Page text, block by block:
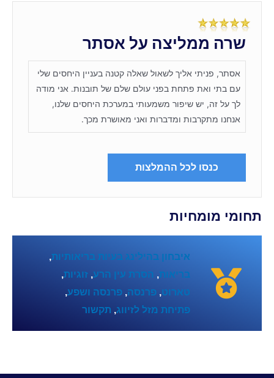
שרה ממליצה על אסתר
אסתר, פניתי אליך לשאול שאלה קטנה בעניין היחסים שלי
עם בתי ואת פתחת בפני עולם שלם של תובנות. אני מודה
לך על זה, יש שיפור משמעותי במערכת היחסים שלנו,
אנחנו מתקרבות ומדברות ואני מאושרת מכך.
כנסו לכל ההמלצות
תחומי מומחיות
איבחון בהילינג בעיות בריאותיות,
בריאות, הסרת עין הרע, זוגיות,
טארוט, פרנסה, פרנסה ושפע,
פתיחת מזל לזיווג, תקשור